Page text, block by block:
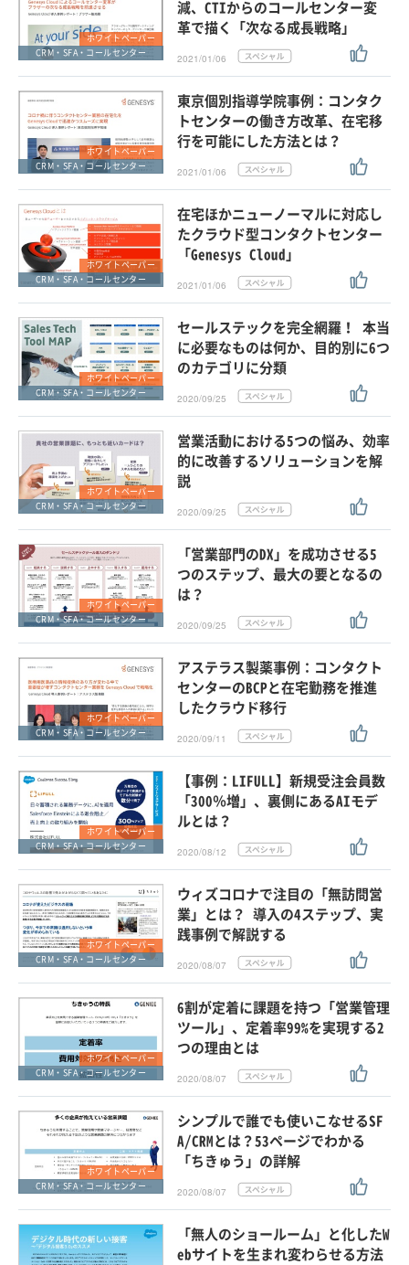
ホワイトペーパー
CRM・SFA・コールセンター
減、CTIからのコールセンター変
革で描く「次なる成長戦略」
2021/01/06
ホワイトペーパー
CRM・SFA・コールセンター
東京個別指導学院事例：コンタク
トセンターの働き方改革、在宅移
行を可能にした方法とは？
2021/01/06
ホワイトペーパー
CRM・SFA・コールセンター
在宅ほかニューノーマルに対応し
たクラウド型コンタクトセンター
「Genesys Cloud」
2021/01/06
ホワイトペーパー
CRM・SFA・コールセンター
セールステックを完全網羅！ 本当
に必要なものは何か、目的別に6つ
のカテゴリに分類
2020/09/25
ホワイトペーパー
CRM・SFA・コールセンター
営業活動における5つの悩み、効率
的に改善するソリューションを解
説
2020/09/25
ホワイトペーパー
CRM・SFA・コールセンター
「営業部門のDX」を成功させる5
つのステップ、最大の要となるの
は？
2020/09/25
ホワイトペーパー
CRM・SFA・コールセンター
アステラス製薬事例：コンタクト
センターのBCPと在宅勤務を推進
したクラウド移行
2020/09/11
ホワイトペーパー
CRM・SFA・コールセンター
【事例：LIFULL】新規受注会員数
「300％増」、裏側にあるAIモデ
ルとは？
2020/08/12
ホワイトペーパー
CRM・SFA・コールセンター
ウィズコロナで注目の「無訪問営
業」とは？ 導入の4ステップ、実
践事例で解説する
2020/08/07
ホワイトペーパー
CRM・SFA・コールセンター
6割が定着に課題を持つ「営業管理
ツール」、定着率99%を実現する2
つの理由とは
2020/08/07
ホワイトペーパー
CRM・SFA・コールセンター
シンプルで誰でも使いこなせるSF
A/CRMとは？53ページでわかる
「ちきゅう」の詳解
2020/08/07
「無人のショールーム」と化したW
ebサイトを生まれ変わらせる方法